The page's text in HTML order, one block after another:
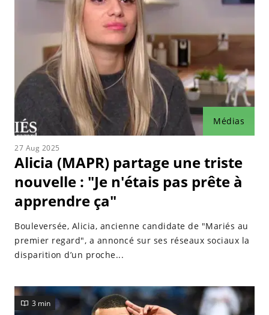
Médias
27 Aug 2025
Alicia (MAPR) partage une triste
nouvelle : "Je n'étais pas prête à
apprendre ça"
Bouleversée, Alicia, ancienne candidate de "Mariés au
premier regard", a annoncé sur ses réseaux sociaux la
disparition d’un proche...
3 min